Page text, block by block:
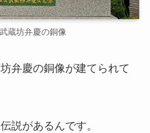
蔵坊弁慶の銅像
弁慶の銅像が建てられて
説があるんです。